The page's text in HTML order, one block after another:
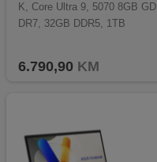
K, Core Ultra 9, 5070 8GB GD
DR7, 32GB DDR5, 1TB
6.790,90 KM